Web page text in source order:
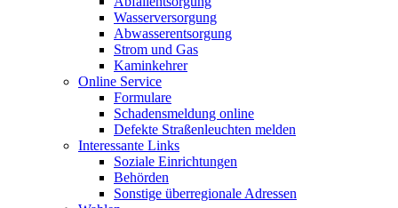
Wasserversorgung
Abwasserentsorgung
Strom und Gas
Kaminkehrer
Online Service
Formulare
Schadensmeldung online
Defekte Straßenleuchten melden
Interessante Links
Soziale Einrichtungen
Behörden
Sonstige überregionale Adressen